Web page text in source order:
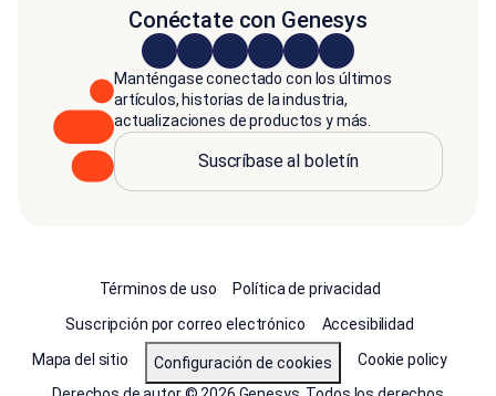
Conéctate con Genesys
Manténgase conectado con los últimos
artículos, historias de la industria,
actualizaciones de productos y más.
Suscríbase al boletín
Términos de uso
Política de privacidad
Suscripción por correo electrónico
Accesibilidad
Mapa del sitio
Configuración de cookies
Cookie policy